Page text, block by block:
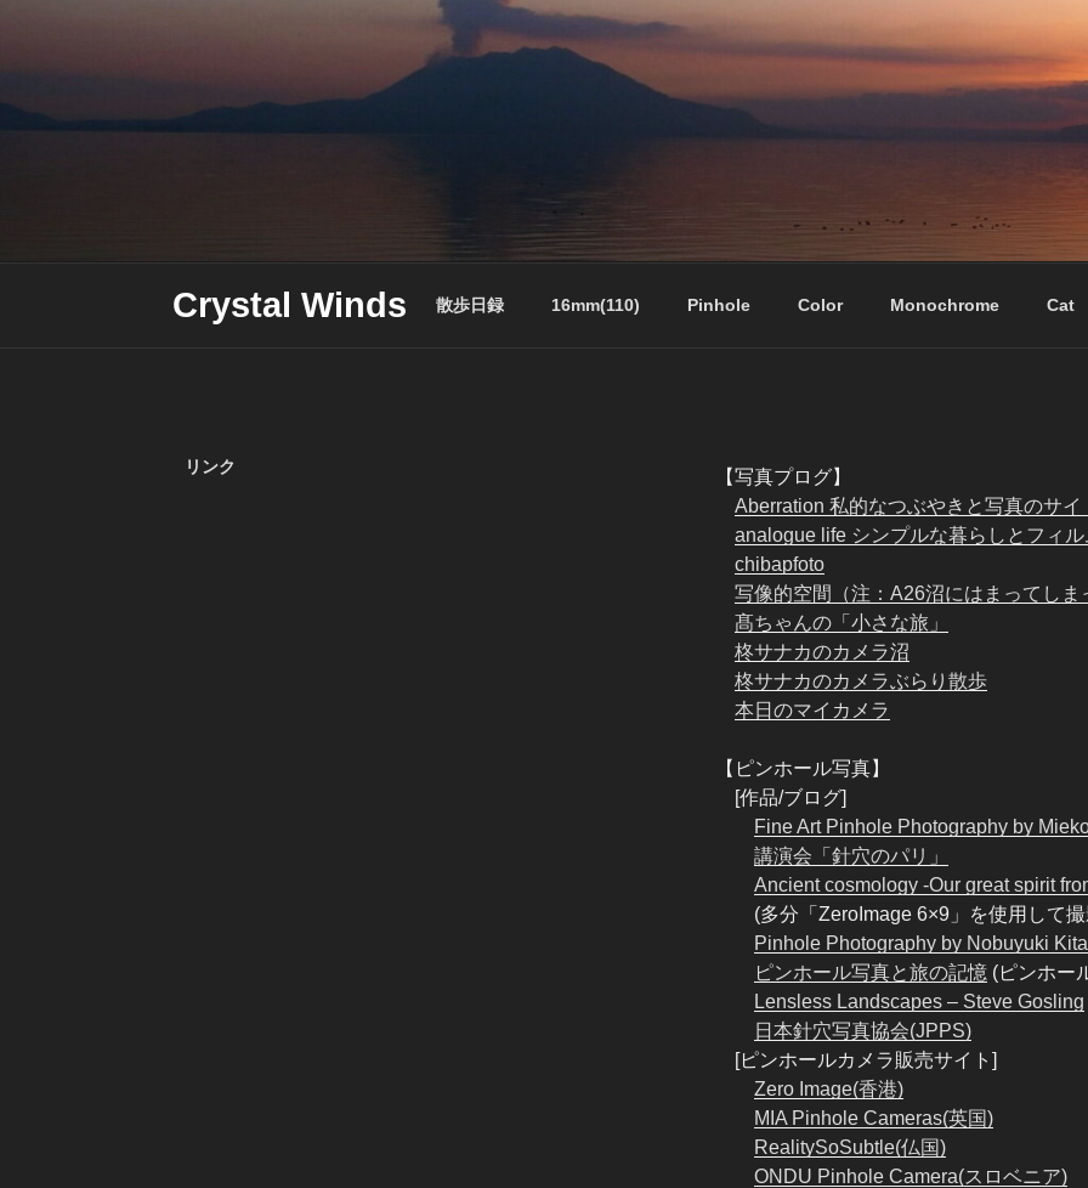
content
Crystal Winds 散歩日録 16mm(110) Pinhole Color Monochrome Cat
リンク
【写真プログ】
Aberration 私的なつぶやきと写真のサイ
analogue life シンプルな暮らしとフィル
chibapfoto
写像的空間（注：A26沼にはまってしま
髙ちゃんの「小さな旅」
柊サナカのカメラ沼
柊サナカのカメラぶらり散歩
本日のマイカメラ
【ピンホール写真】
[作品/ブログ]
Fine Art Pinhole Photography by
講演会「針穴のパリ」
Ancient cosmology -Our great spirit
(多分「ZeroImage 6×9」を使用して撮
Pinhole Photography by Nobuyuki
ピンホール写真と旅の記憶(ピンホー
Lensless Landscapes – Steve Gosling
日本針穴写真協会(JPPS)
[ピンホールカメラ販売サイト]
Zero Image(香港)
MIA Pinhole Cameras(英国)
RealitySoSubtle(仏国)
ONDU Pinhole Camera(スロベニア)